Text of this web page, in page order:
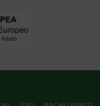
ESO BACHILLERATO